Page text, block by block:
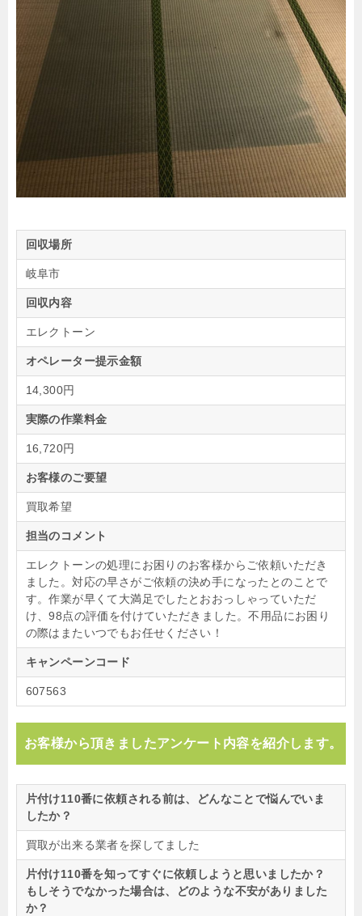
回収場所
岐阜市
回収内容
エレクトーン
オペレーター提示金額
14,300円
実際の作業料金
16,720円
お客様のご要望
買取希望
担当のコメント
エレクトーンの処理にお困りのお客様からご依頼いただき
ました。対応の早さがご依頼の決め手になったとのことで
す。作業が早くて大満足でしたとおおっしゃっていただ
け、98点の評価を付けていただきました。不用品にお困り
の際はまたいつでもお任せください！
キャンペーンコード
607563
お客様から頂きましたアンケート内容を紹介します。
片付け110番に依頼される前は、どんなことで悩んでいま
したか？
買取が出来る業者を探してました
片付け110番を知ってすぐに依頼しようと思いましたか？
もしそうでなかった場合は、どのような不安がありました
か？